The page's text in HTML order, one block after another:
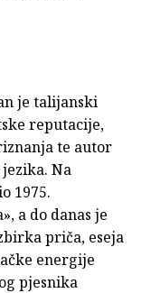
je talijanski
reputacije,
te autor
Na
1975.
a do danas je
priča, eseja
energije
pjesnika